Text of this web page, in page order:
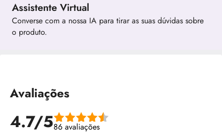
Assistente Virtual
Converse com a nossa IA para tirar as suas dúvidas sobre
o produto.
Avaliações
4.7/586 avaliações